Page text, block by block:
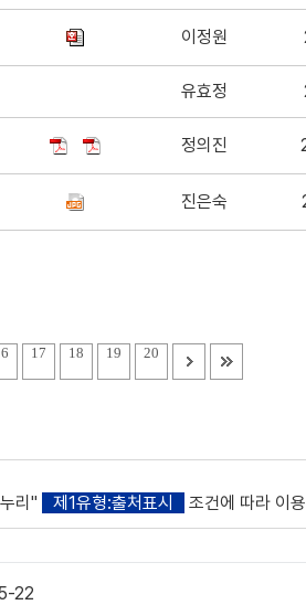
이정원
유효정
정의진
진은숙
17 18 19 20
리" 제1유형:출처표시 조건에 따라 이
22